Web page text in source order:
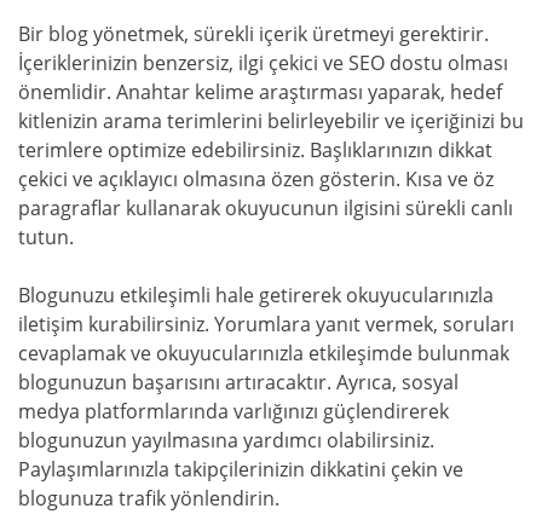
Bir blog yönetmek, sürekli içerik üretmeyi gerektirir.
İçeriklerinizin benzersiz, ilgi çekici ve SEO dostu olması
önemlidir. Anahtar kelime araştırması yaparak, hedef
kitlenizin arama terimlerini belirleyebilir ve içeriğinizi bu
terimlere optimize edebilirsiniz. Başlıklarınızın dikkat
çekici ve açıklayıcı olmasına özen gösterin. Kısa ve öz
paragraflar kullanarak okuyucunun ilgisini sürekli canlı
tutun.
Blogunuzu etkileşimli hale getirerek okuyucularınızla
iletişim kurabilirsiniz. Yorumlara yanıt vermek, soruları
cevaplamak ve okuyucularınızla etkileşimde bulunmak
blogunuzun başarısını artıracaktır. Ayrıca, sosyal
medya platformlarında varlığınızı güçlendirerek
blogunuzun yayılmasına yardımcı olabilirsiniz.
Paylaşımlarınızla takipçilerinizin dikkatini çekin ve
blogunuza trafik yönlendirin.